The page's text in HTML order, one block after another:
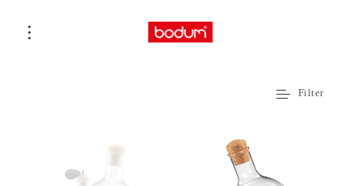
Filter